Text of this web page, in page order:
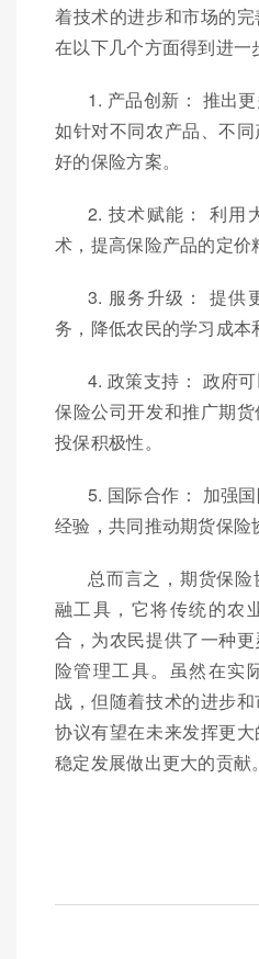
着技术的进步和市场的
在以下几个方面得到进一
1. 产品创新： 推出
如针对不同农产品、不
好的保险方案。
2. 技术赋能： 利用
术，提高保险产品的定价
3. 服务升级： 提供
务，降低农民的学习成本
4. 政策支持： 政府
保险公司开发和推广期
投保积极性。
5. 国际合作： 加强
经验，共同推动期货保险
总而言之，期货保
融工具，它将传统的农
合，为农民提供了一种
险管理工具。虽然在实
战，但随着技术的进步
协议有望在未来发挥更
稳定发展做出更大的贡献。